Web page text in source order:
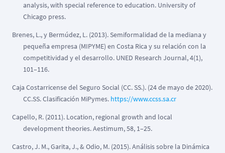
analysis, with special reference to education. University of
Chicago press.
Brenes, L., y Bermúdez, L. (2013). Semiformalidad de la mediana y
pequeña empresa (MIPYME) en Costa Rica y su relación con la
competitividad y el desarrollo. UNED Research Journal, 4(1),
101–116.
Caja Costarricense del Seguro Social (CC. SS.). (24 de mayo de 2020).
CC.SS. Clasificación MiPymes. https://www.ccss.sa.cr
Capello, R. (2011). Location, regional growth and local
development theories. Aestimum, 58, 1–25.
Castro, J. M., Garita, J., & Odio, M. (2015). Análisis sobre la Dinámica